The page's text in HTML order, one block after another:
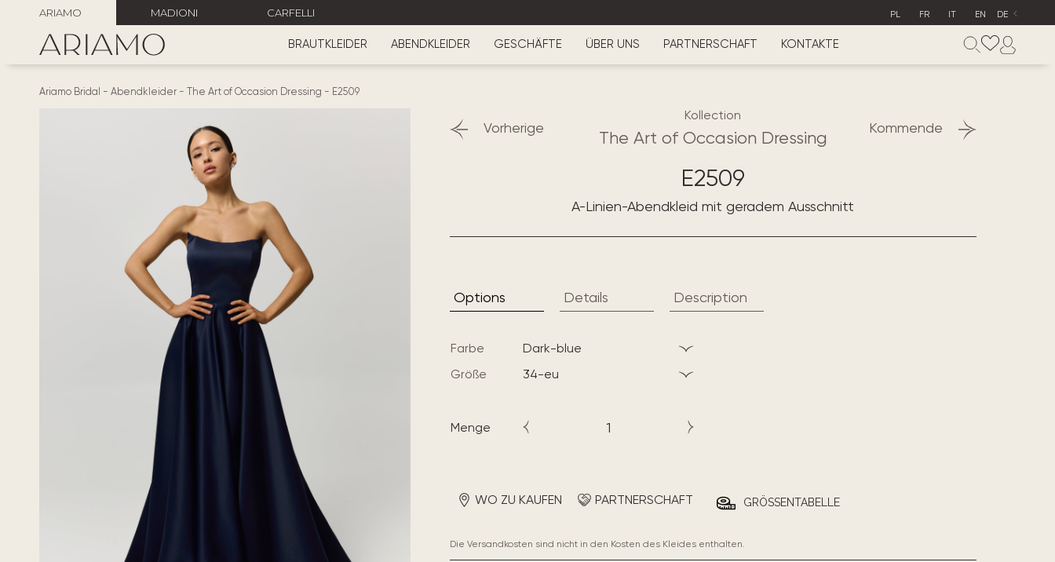
ARIAMO MADIONI CARFELLI PL FR IT EN DE
BRAUTKLEIDER ABENDKLEIDER GESCHÄFTE ÜBER UNS PARTNERSCHAFT KONTAKTE
Ariamo Bridal - Abendkleider - The Art of Occasion Dressing - E2509
Vorherige Kommende
Kollection
The Art of Occasion Dressing
E2509
A-Linien-Abendkleid mit geradem Ausschnitt
Options Details Description
Farbe
dark-blue
Größe
34-eu
Menge
WO ZU KAUFEN PARTNERSCHAFT GRÖSSENTABELLE
Die Versandkosten sind nicht in den Kosten des Kleides enthalten.